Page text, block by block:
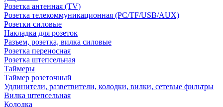
Розетка антенная (TV)
Розетка телекоммуникационная (PC/TF/USB/AUX)
Розетки силовые
Накладка для розеток
Разъем, розетка, вилка силовые
Розетка переносная
Розетка штепсельная
Таймеры
Таймер розеточный
Удлинители, разветвители, колодки, вилки, сетевые фильтры
Вилка штепсельная
Колодка